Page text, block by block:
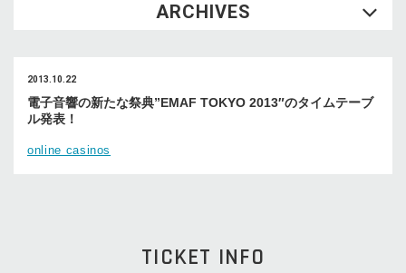
ARCHIVES
2013.10.22
電子音響の新たな祭典”EMAF TOKYO 2013″のタイムテーブ
ル発表！
online casinos
TICKET INFO